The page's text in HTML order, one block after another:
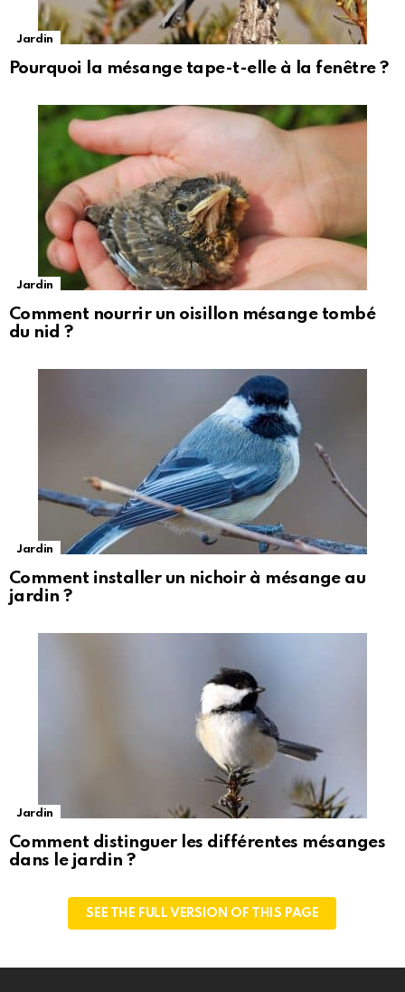
Jardin
Pourquoi la mésange tape-t-elle à la fenêtre ?
Jardin
Comment nourrir un oisillon mésange tombé
du nid ?
Jardin
Comment installer un nichoir à mésange au
jardin ?
Jardin
Comment distinguer les différentes mésanges
dans le jardin ?
SEE THE FULL VERSION OF THIS PAGE